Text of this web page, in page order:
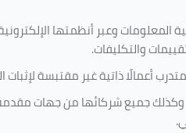
المعلومات وعبر أنظمتها
والتكليفات.
أعمالًا ذاتية غير مقتبسة
جميع شركائها من جهات مقدمة